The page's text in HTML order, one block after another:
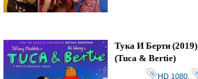
Тука И Берти (2019)
(Tuca & Bertie)
HD 1080